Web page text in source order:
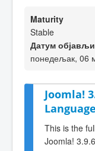
Maturity
Stable
Датум
понедељак, 06
Joomla!
This is the
Joomla! 3.9.6